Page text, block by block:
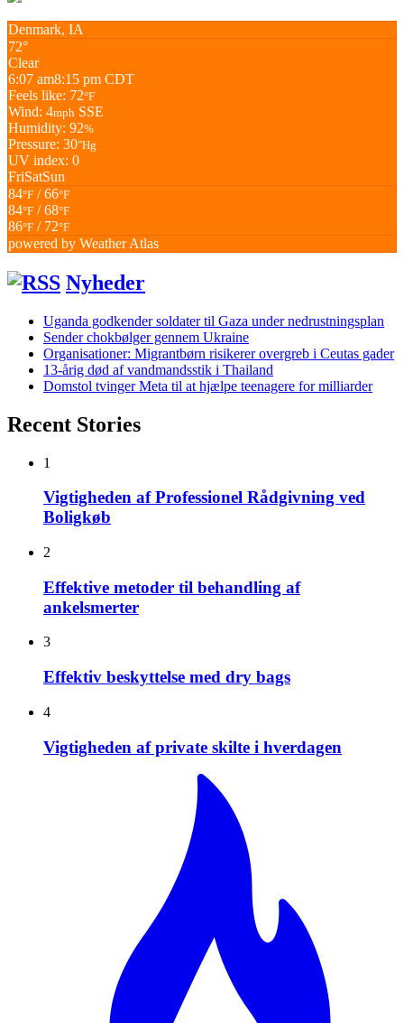
Denmark, IA
72°
Clear
6:07 am8:15 pm CDT
Feels like: 72°F
Wind: 4mph SSE
Humidity: 92%
Pressure: 30"Hg
UV index: 0
FriSatSun
84°F / 66°F
84°F / 68°F
86°F / 72°F
powered by Weather Atlas
Nyheder
Uganda godkender soldater til Gaza under nedrustningsplan
Sender chokbølger gennem Ukraine
Organisationer: Migrantbørn risikerer overgreb i Ceutas gader
13-årig død af vandmandsstik i Thailand
Domstol tvinger Meta til at hjælpe teenagere for milliarder
Recent Stories
1
Vigtigheden af Professionel Rådgivning ved
Boligkøb
2
Effektive metoder til behandling af
ankelsmerter
3
Effektiv beskyttelse med dry bags
4
Vigtigheden af private skilte i hverdagen